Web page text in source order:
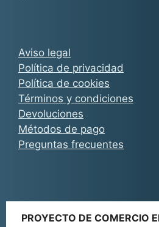
Aviso legal
Política de privacidad
Política de cookies
Términos y condiciones
Devoluciones
Métodos de pago
Preguntas frecuentes
PROYECTO DE COMERCIO